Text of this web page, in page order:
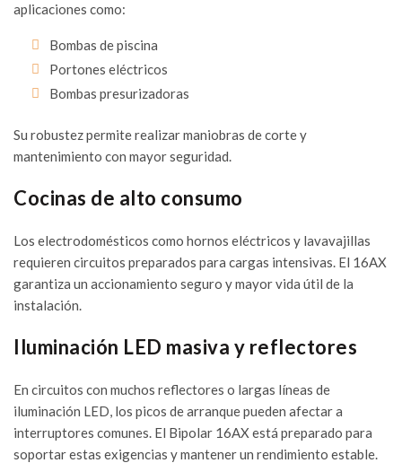
aplicaciones como:
Bombas de piscina
Portones eléctricos
Bombas presurizadoras
Su robustez permite realizar maniobras de corte y
mantenimiento con mayor seguridad.
Cocinas de alto consumo
Los electrodomésticos como hornos eléctricos y lavavajillas
requieren circuitos preparados para cargas intensivas. El 16AX
garantiza un accionamiento seguro y mayor vida útil de la
instalación.
Iluminación LED masiva y reflectores
En circuitos con muchos reflectores o largas líneas de
iluminación LED, los picos de arranque pueden afectar a
interruptores comunes. El Bipolar 16AX está preparado para
soportar estas exigencias y mantener un rendimiento estable.